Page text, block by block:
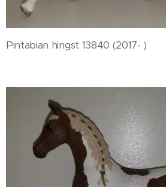
Pintabian hingst 13840 (2017- )